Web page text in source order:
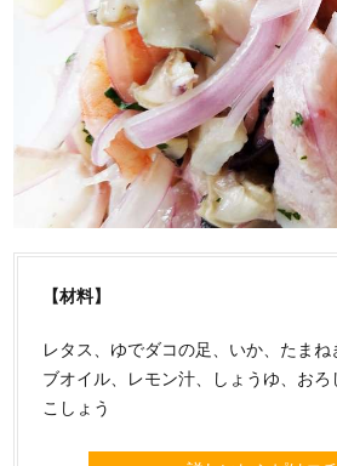
【材料】
レタス、ゆでダコの足、いか、たま
ブオイル、レモン汁、しょうゆ、お
こしょう